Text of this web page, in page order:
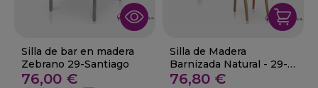
Silla de bar en madera
Zebrano 29-Santiago
76,00 €
Silla de Madera
Barnizada Natural - 29-
OLVEGA
76,80 €